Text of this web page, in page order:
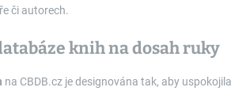
či autorech.
knih na dosah ruky
na CBDB.cz je designována tak, aby uspokojila